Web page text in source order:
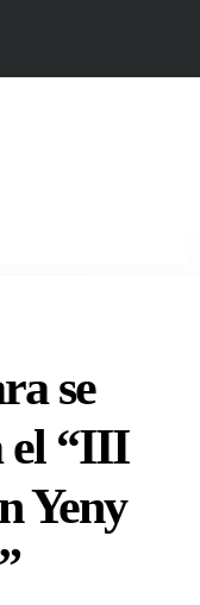
se
el “III
Yeny